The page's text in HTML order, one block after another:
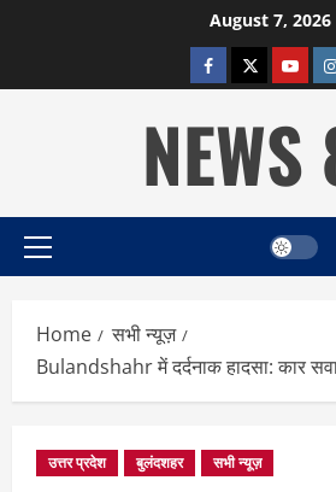
August 7, 2026
facebooktwitter
Primary
Home
सभी न्यूज़
Bulandshahr में दर्दनाक हादसा: कार
उत्तर प्रदेश बुलंदशहर सभी न्यूज़